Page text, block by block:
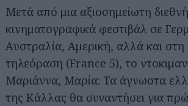
Μετά από μια αξιοσημείωτη
κινηματογραφικά φεστιβάλ σε
Αυστραλία, Αμερική, αλλά και στη
τηλεόραση (France 5), το
Μαριάννα, Μαρία: Τα άγνωστα
της Κάλλας θα συναντήσει για